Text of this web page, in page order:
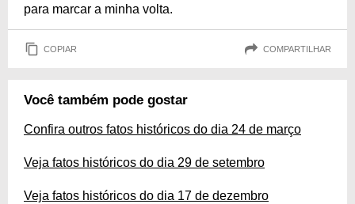
para marcar a minha volta.
COPIAR COMPARTILHAR
Você também pode gostar
Confira outros fatos históricos do dia 24 de março
Veja fatos históricos do dia 29 de setembro
Veja fatos históricos do dia 17 de dezembro